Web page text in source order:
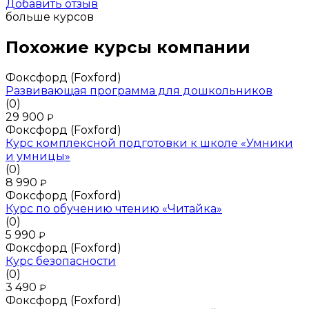
Добавить отзыв
больше курсов
Похожие курсы компании
Фоксфорд (Foxford)
Развивающая программа для дошкольников
(0)
29 900 ₽
Фоксфорд (Foxford)
Курс комплексной подготовки к школе «Умники
и умницы»
(0)
8 990 ₽
Фоксфорд (Foxford)
Курс по обучению чтению «Читайка»
(0)
5 990 ₽
Фоксфорд (Foxford)
Курс безопасности
(0)
3 490 ₽
Фоксфорд (Foxford)